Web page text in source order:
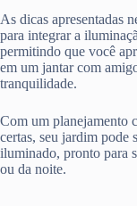
As dicas apresentadas
para integrar a
permitindo que você
em um jantar com
tranquilidade.
Com um planejamento
certas, seu jardim pode
iluminado, pronto para
ou da noite.